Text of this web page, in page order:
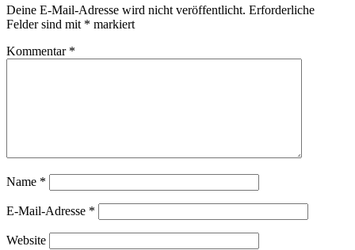
Deine E-Mail-Adresse wird nicht veröffentlicht. Erforderliche
Felder sind mit * markiert
Kommentar *
Name *
E-Mail-Adresse *
Website